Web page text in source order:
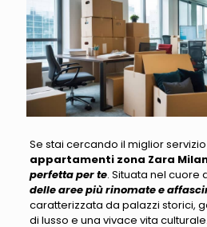
Se stai cercando il miglior
appartamenti zona Zara
perfetta per te. Situata nel cuore
delle aree più rinomate e
caratterizzata da palazzi storici,
di lusso e una vivace vita culturale.